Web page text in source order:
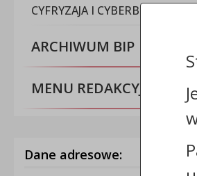
CYFRYZAJA I
ARCHIWUM BIP
MENU REDAKCYJNE
Dane adresowe: